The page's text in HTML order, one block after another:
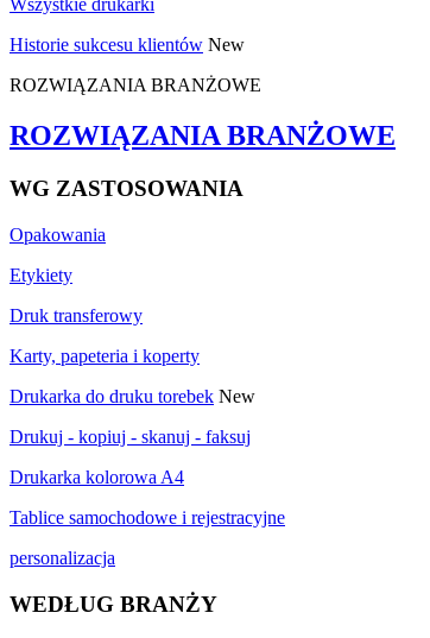
Wszystkie drukarki
Historie sukcesu klientów New
ROZWIĄZANIA BRANŻOWE
ROZWIĄZANIA BRANŻOWE
WG ZASTOSOWANIA
Opakowania
Etykiety
Druk transferowy
Karty, papeteria i koperty
Drukarka do druku torebek New
Drukuj - kopiuj - skanuj - faksuj
Drukarka kolorowa A4
Tablice samochodowe i rejestracyjne
personalizacja
WEDŁUG BRANŻY